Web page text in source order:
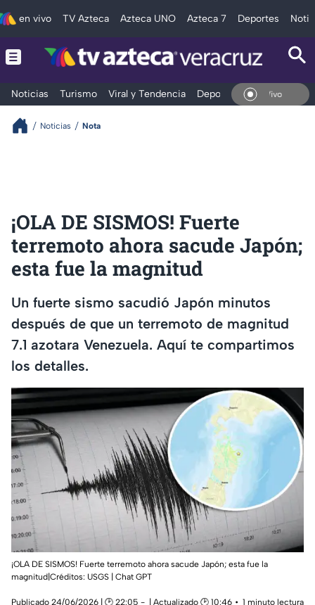
en vivo TV Azteca Azteca UNO Azteca 7 Deportes
Noticias Turismo Viral y Tendencia Deportes Espectáculos
En Vivo
Noticias Nota
¡OLA DE SISMOS! Fuerte
terremoto ahora sacude Japón;
esta fue la magnitud
Un fuerte sismo sacudió Japón minutos
después de que un terremoto de magnitud
7.1 azotara Venezuela. Aquí te compartimos
los detalles.
¡OLA DE SISMOS! Fuerte terremoto ahora sacude Japón; esta fue la
magnitud|Créditos: USGS | Chat GPT
Publicado 24/06/2026 | 🕑 22:05 | Actualizado 🕑 10:46
1 minuto lectura